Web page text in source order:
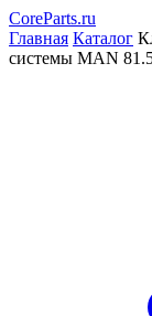
CoreParts.ru
Главная Каталог
системы MAN